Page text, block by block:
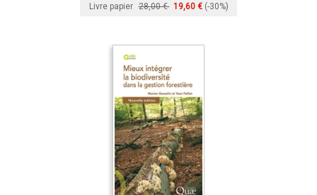
Livre papier 28,00 € 19,60 € (-30%)